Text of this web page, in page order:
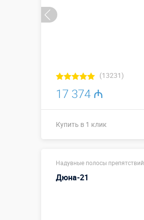
(13231)
17 374 ₼
Купить в 1 клик
Размеры, м:
3,5 м
Больше деталей →
Надувные полосы препятствий
Дюна-21